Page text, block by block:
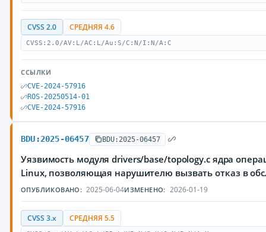
CVSS 2.0 СРЕДНЯЯ 4.6
CVSS:2.0/AV:L/AC:L/Au:S/C:N/I:N/A:C
ССЫЛКИ
CVE-2024-57916
ROS-20250514-01
CVE-2024-57916
BDU:2025-06457 BDU:2025-06457
Уязвимость модуля drivers/base/topology.c ядра
Linux, позволяющая нарушителю вызвать отказ в
ОПУБЛИКОВАНО: 2025-06-04ИЗМЕНЕНО: 2026-01-19
CVSS 3.x СРЕДНЯЯ 5.5